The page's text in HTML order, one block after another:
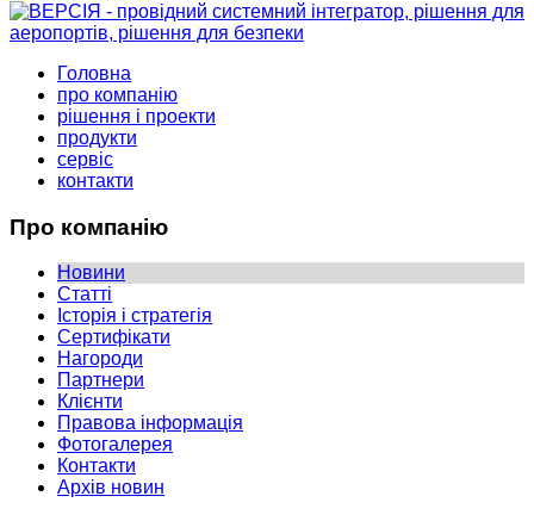
Головна
про компанію
рішення і проекти
продукти
сервіс
контакти
Про компанію
Новини
Статті
Історія і стратегія
Сертифікати
Нагороди
Партнери
Клієнти
Правова інформація
Фотогалерея
Контакти
Архів новин